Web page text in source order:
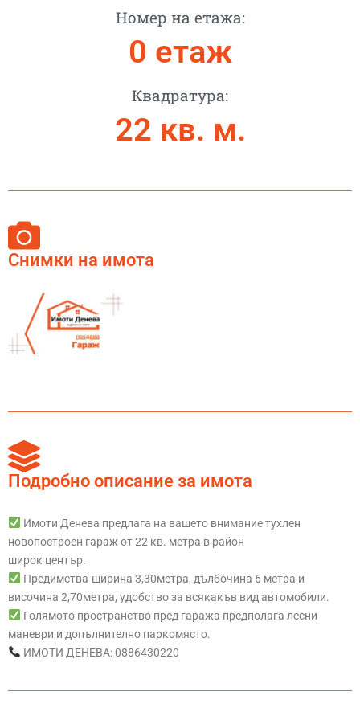
Номер на етажа:
0 етаж
Квадратура:
22 кв. м.
Снимки на имота
Подробно описание за имота
Имоти Денева предлага на вашето внимание тухлен
новопостроен гараж от 22 кв. метра в район
широк център.
Предимства-ширина 3,30метра, дълбочина 6 метра и
височина 2,70метра, удобство за всякакъв вид автомобили.
Голямото пространство пред гаража предполага лесни
маневри и допълнително паркомясто.
ИМОТИ ДЕНЕВА: 0886430220